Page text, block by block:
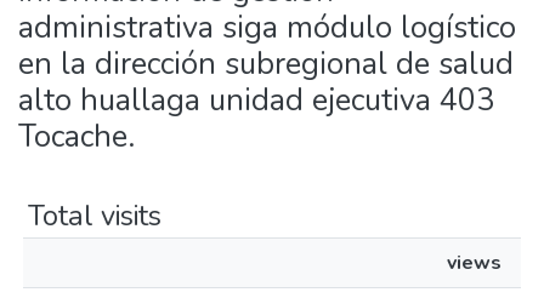
administrativa siga módulo logístico
en la dirección subregional de salud
alto huallaga unidad ejecutiva 403
Tocache.
Total visits
views